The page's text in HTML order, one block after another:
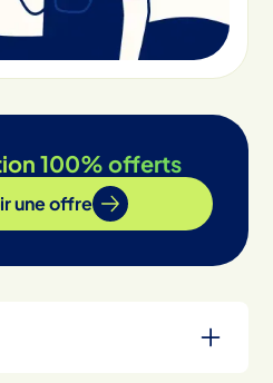
100% offerts
une offre